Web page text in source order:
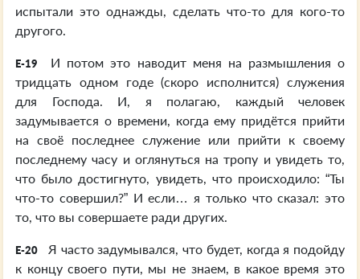
испытали это однажды, сделать что-то для кого-то
другого.
E-19
И потом это наводит меня на размышления о
тридцать одном годе (скоро исполнится) служения
для Господа. И, я полагаю, каждый человек
задумывается о времени, когда ему придётся прийти
на своё последнее служение или прийти к своему
последнему часу и оглянуться на тропу и увидеть то,
что было достигнуто, увидеть, что происходило: “Ты
что-то совершил?” И если… я только что сказал: это
то, что вы совершаете ради других.
E-20
Я часто задумывался, что будет, когда я подойду
к концу своего пути, мы не знаем, в какое время это